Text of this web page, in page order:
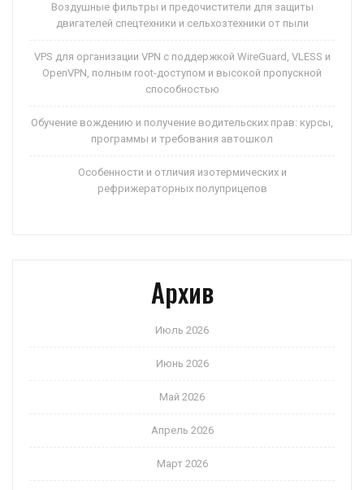
Воздушные фильтры и предочистители для защиты
двигателей спецтехники и сельхозтехники от пыли
VPS для организации VPN с поддержкой WireGuard, VLESS и
OpenVPN, полным root-доступом и высокой пропускной
способностью
Обучение вождению и получение водительских прав: курсы,
программы и требования автошкол
Особенности и отличия изотермических и
рефрижераторных полуприцепов
Архив
Июль 2026
Июнь 2026
Май 2026
Апрель 2026
Март 2026